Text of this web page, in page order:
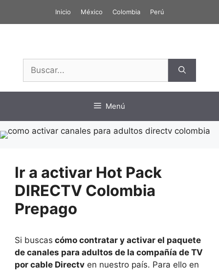
Inicio México Colombia Perú
Menú
Ir a activar Hot Pack
DIRECTV Colombia
Prepago
Si buscas cómo contratar y activar el paquete
de canales para adultos de la compañía de TV
por cable Directv en nuestro país. Para ello en